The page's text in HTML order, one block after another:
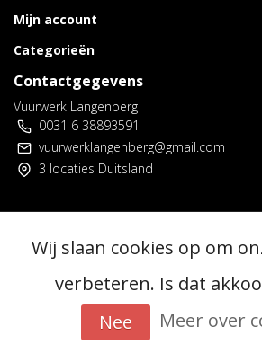
Mijn account
Categorieën
Contactgegevens
Vuurwerk Langenberg
0031 6 38893591
vuurwerklangenberg@gmail.com
3 locaties Duitsland
Algemene voorwaarden |Voorverkoop
Wij slaan cookies op om
verbeteren. Is dat
Nee
Meer over